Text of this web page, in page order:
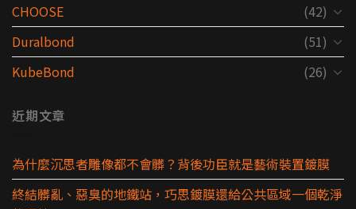
CHOOSE
(42)
Duralbond
(51)
KubeBond
(26)
近期文章
為什麼沉思者雕像都不會髒？背後功臣就是藝術裝置鍍膜
終結髒亂、惡臭的地鐵站，巧思鍍膜還給公共區域一個乾淨